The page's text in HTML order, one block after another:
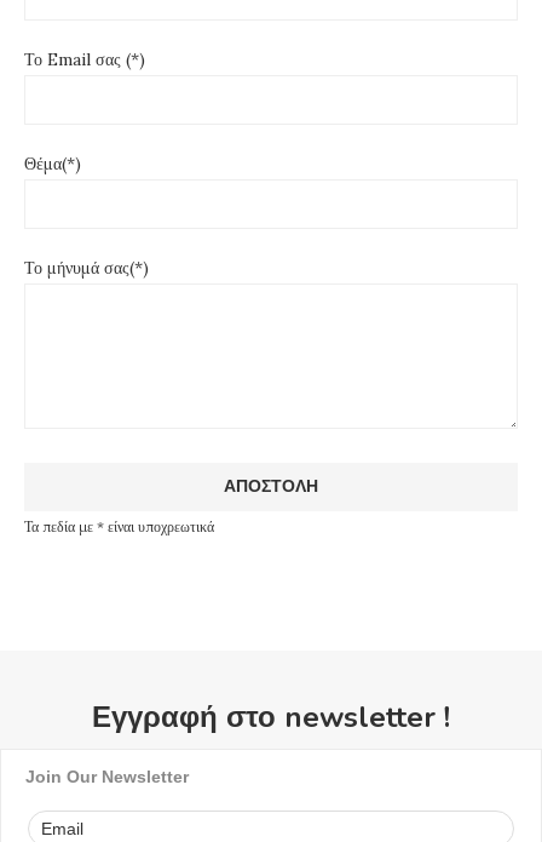
Το Email σας (*)
Θέμα(*)
Το μήνυμά σας(*)
Τα πεδία με * είναι υποχρεωτικά
Εγγραφή στο newsletter !
Join Our Newsletter